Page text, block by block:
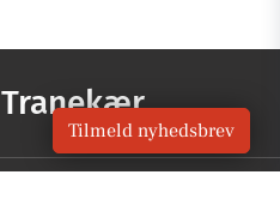
Tranekær
Tilmeld nyhedsbrev